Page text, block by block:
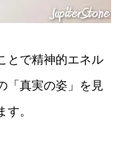
とで精神的エネル
「真実の姿」を見
。